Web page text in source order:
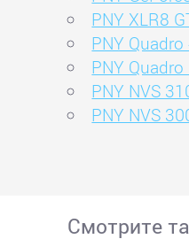
PNY XLR8
PNY
PNY
PNY NVS
PNY NVS
Смотрите